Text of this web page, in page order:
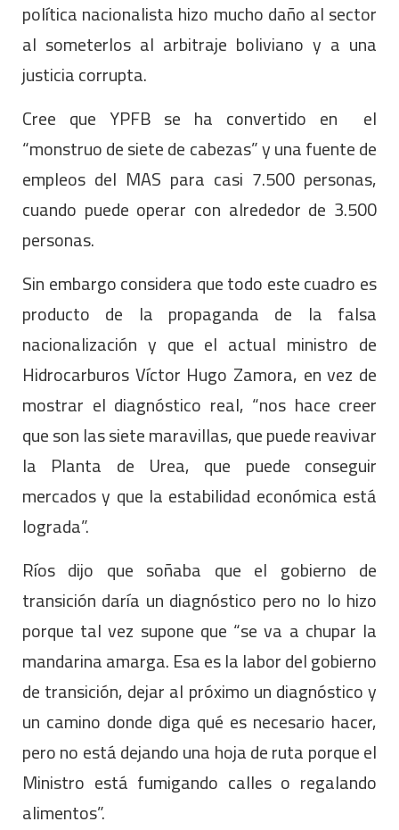
política nacionalista hizo mucho daño al sector
al someterlos al arbitraje boliviano y a una
justicia corrupta.
Cree que YPFB se ha convertido en el
“monstruo de siete de cabezas” y una fuente de
empleos del MAS para casi 7.500 personas,
cuando puede operar con alrededor de 3.500
personas.
Sin embargo considera que todo este cuadro es
producto de la propaganda de la falsa
nacionalización y que el actual ministro de
Hidrocarburos Víctor Hugo Zamora, en vez de
mostrar el diagnóstico real, “nos hace creer
que son las siete maravillas, que puede reavivar
la Planta de Urea, que puede conseguir
mercados y que la estabilidad económica está
lograda”.
Ríos dijo que soñaba que el gobierno de
transición daría un diagnóstico pero no lo hizo
porque tal vez supone que “se va a chupar la
mandarina amarga. Esa es la labor del gobierno
de transición, dejar al próximo un diagnóstico y
un camino donde diga qué es necesario hacer,
pero no está dejando una hoja de ruta porque el
Ministro está fumigando calles o regalando
alimentos”.